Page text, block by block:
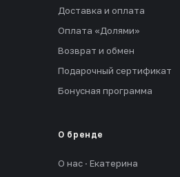
Доставка и оплата
Оплата «Долями»
Возврат и обмен
Подарочный сертификат
Бонусная программа
О бренде
О нас · Екатерина